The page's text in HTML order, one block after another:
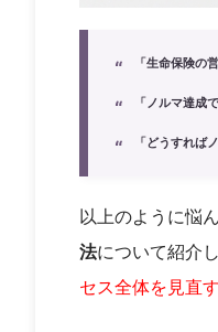
「生命保険の
「ノルマ達成
「どうすれば
以上のように悩
法について紹介
セス全体を見直